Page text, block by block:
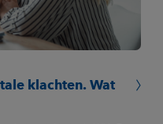
klachten. Wat